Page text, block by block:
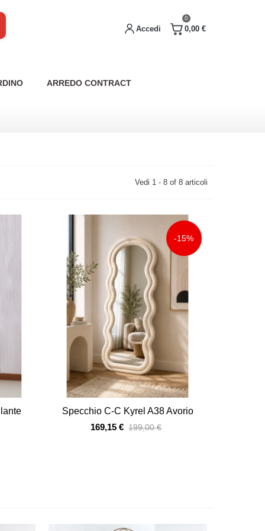
0
0,00 €
Accedi
ARREDO CONTRACT
Vedi 1 - 8 of 8 articoli
Vista veloce
-15%
Specchio C-C Kyrel A38 Avorio
169,15 € 199,00 €